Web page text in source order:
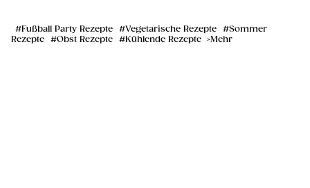
Fußball Party Rezepte Vegetarische Rezepte
Sommer
Rezepte
Obst Rezepte Kühlende Rezepte Mehr